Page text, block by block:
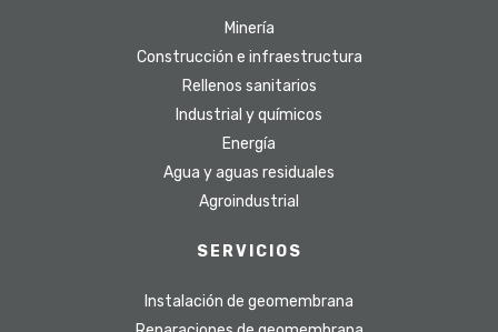
Minería
Construcción e infraestructura
Rellenos sanitarios
Industrial y químicos
Energía
Agua y aguas residuales
Agroindustrial
SERVICIOS
Instalación de geomembrana